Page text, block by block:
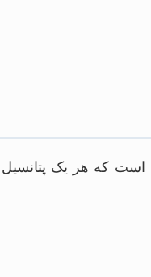
که هر یک پتانسیل